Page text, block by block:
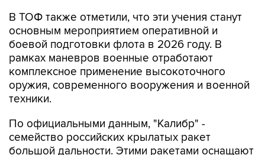
В ТОФ также отметили, что эти учения станут
основным мероприятием оперативной и
боевой подготовки флота в 2026 году. В
рамках маневров военные отработают
комплексное применение высокоточного
оружия, современного вооружения и военной
техники.
По официальными данным, "Калибр" -
семейство российских крылатых ракет
большой дальности. Этими ракетами оснащают